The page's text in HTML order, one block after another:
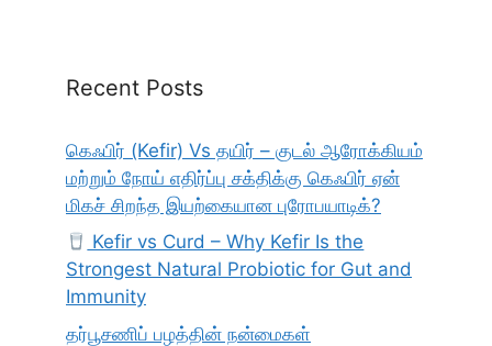
Recent Posts
கெஃபிர் (Kefir) Vs தயிர் – குடல் ஆரோக்கியம்
மற்றும் நோய் எதிர்ப்பு சக்திக்கு கெஃபிர் ஏன்
மிகச் சிறந்த இயற்கையான புரோபயாடிக்?
Kefir vs Curd – Why Kefir Is the
Strongest Natural Probiotic for Gut and
Immunity
தர்பூசணிப் பழத்தின் நன்மைகள்